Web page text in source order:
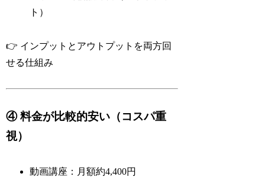
ト）
👉 インプットとアウトプットを両方回
せる仕組み
④ 料金が比較的安い（コスパ重
視）
動画講座：月額約4,400円